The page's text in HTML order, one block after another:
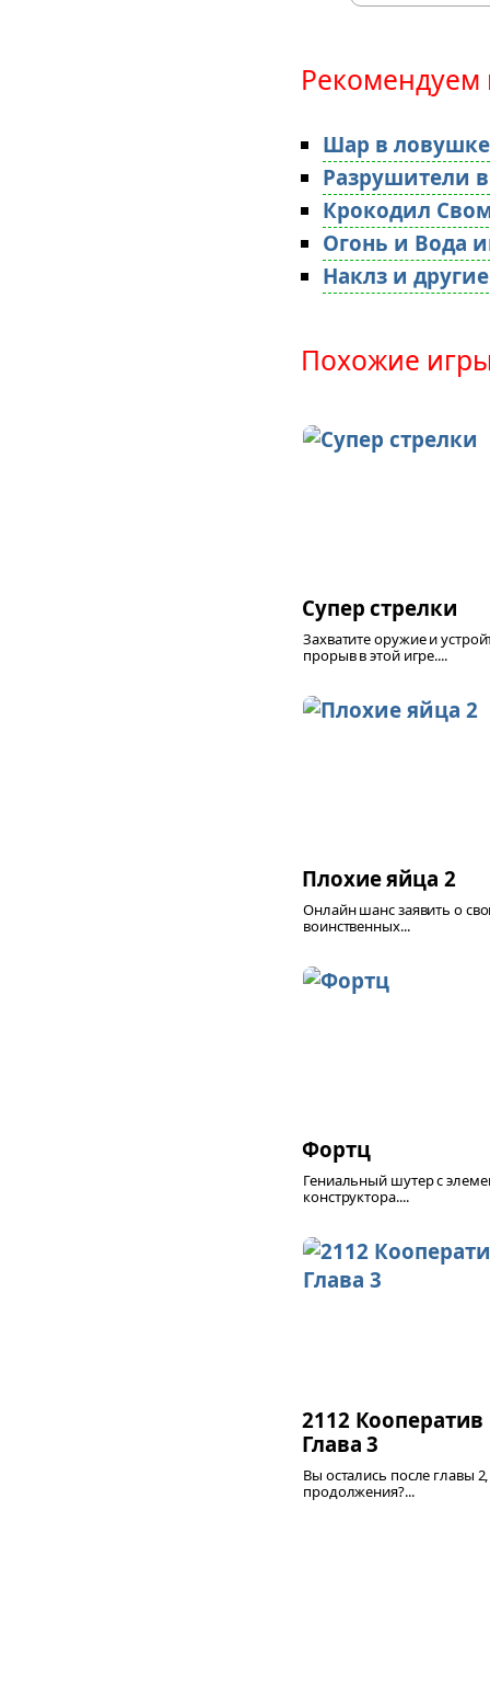
Рекомендуем
Шар в ловушке
Разрушители
Крокодил
Огонь и Вода
Наклз и другие
Похожие
Супер стрелки
Захватите оружие и
прорыв в этой игре....
Плохие яйца 2
Онлайн шанс заявить о
воинственных...
Фортц
Гениальный шутер с
конструктора....
2112 Кооператив
Глава 3
Вы остались после главы
продолжения?...